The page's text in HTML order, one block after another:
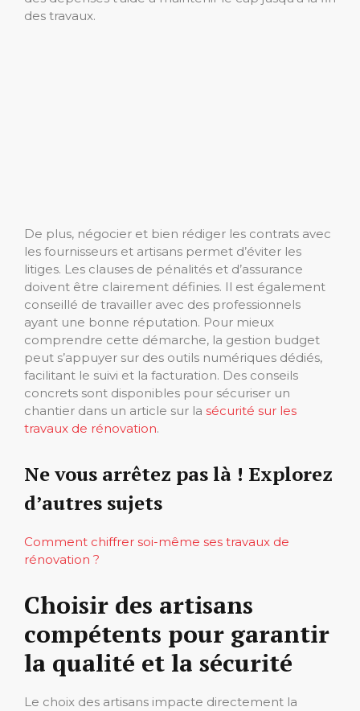
des travaux.
De plus, négocier et bien rédiger les contrats avec
les fournisseurs et artisans permet d’éviter les
litiges. Les clauses de pénalités et d’assurance
doivent être clairement définies. Il est également
conseillé de travailler avec des professionnels
ayant une bonne réputation. Pour mieux
comprendre cette démarche, la gestion budget
peut s’appuyer sur des outils numériques dédiés,
facilitant le suivi et la facturation. Des conseils
concrets sont disponibles pour sécuriser un
chantier dans un article sur la sécurité sur les
travaux de rénovation.
Ne vous arrêtez pas là ! Explorez
d’autres sujets
Comment chiffrer soi-même ses travaux de
rénovation ?
Choisir des artisans
compétents pour garantir
la qualité et la sécurité
Le choix des artisans impacte directement la